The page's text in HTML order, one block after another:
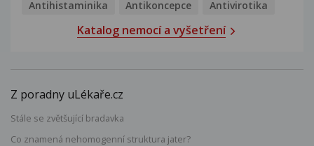
Antihistaminika
Antikoncepce Antivirotika
Katalog nemocí a vyšetření
Z poradny uLékaře.cz
Stále se zvětšující bradavka
Co znamená nehomogenní struktura jater?